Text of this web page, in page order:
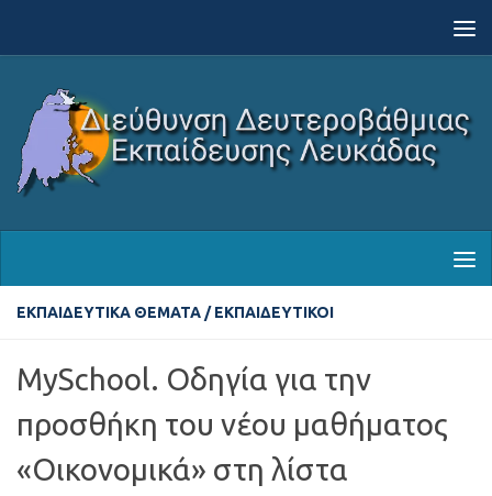
ΕΚΠΑΙΔΕΥΤΙΚΆ ΘΈΜΑΤΑ / ΕΚΠΑΙΔΕΥΤΙΚΟΊ
MySchool. Οδηγία για την
προσθήκη του νέου μαθήματος
«Οικονομικά» στη λίστα